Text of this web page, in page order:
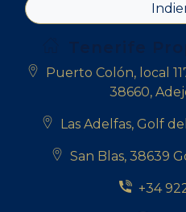
Puerto Colón, local
38660,
Las Adelfas, Golf
San Blas, 38639
+34